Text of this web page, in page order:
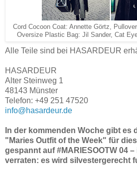
Cord Cocoon Coat: Annette Görtz,
Oversize Plastic Bag: Jil Sander, Cat
Alle Teile sind bei HASARDEUR
HASARDEUR
Alter Steinweg 1
48143 Münster
Telefon: +49 251 47520
info@hasardeur.de
In der kommenden Woche gibt es
"Maries Outfit of the Week" für
gespannt auf #MARIESOOTW 04
verraten: es wird silvestergerecht